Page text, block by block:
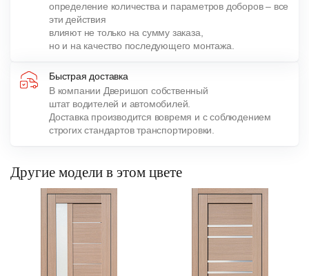
определение количества и параметров доборов – все
эти действия
влияют не только на сумму заказа,
но и на качество последующего монтажа.
Быстрая доставка
В компании Дверишоп собственный
штат водителей и автомобилей.
Доставка производится вовремя и с соблюдением
строгих стандартов транспортировки.
Другие модели в этом цвете